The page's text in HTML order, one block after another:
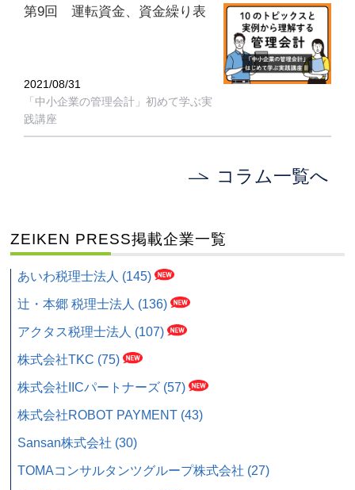
第9回 運転資金、資金繰り表
2021/08/31
「中小企業の管理会計」初めて学ぶ実
践講座
コラム一覧へ
ZEIKEN PRESS掲載企業一覧
あいわ税理士法人 (145)
辻・本郷 税理士法人 (136)
アクタス税理士法人 (107)
株式会社TKC (75)
株式会社IICパートナーズ (57)
株式会社ROBOT PAYMENT (43)
Sansan株式会社 (30)
TOMAコンサルタンツグループ株式会社 (27)